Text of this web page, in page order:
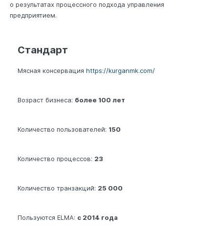
о результатах процессного подхода управления
предприятием.
Стандарт
Мясная консервация https://kurganmk.com/
Возраст бизнеса: более 100 лет
Количество пользователей: 150
Количество процессов: 23
Количество транзакций: 25 000
Пользуются ELMA: с 2014 года